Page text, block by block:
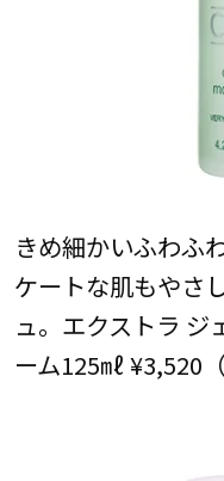
きめ細かいふわふ
ケートな肌もやさ
ュ。エクストラ ジ
ーム125㎖ ¥3,520